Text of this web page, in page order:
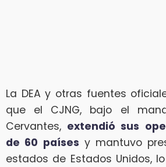
La DEA y otras fuentes
que el CJNG, bajo el
Cervantes, extendió sus
de 60 países y mantuvo
estados de Estados Unidos,